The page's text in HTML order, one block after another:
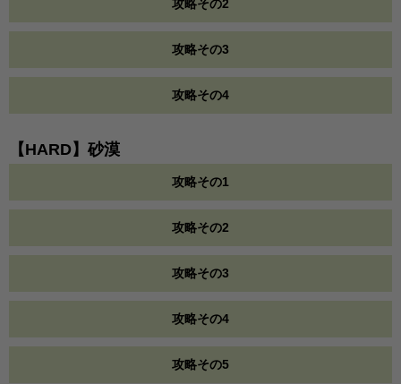
攻略その2
攻略その3
攻略その4
【HARD】砂漠
攻略その1
攻略その2
攻略その3
攻略その4
攻略その5